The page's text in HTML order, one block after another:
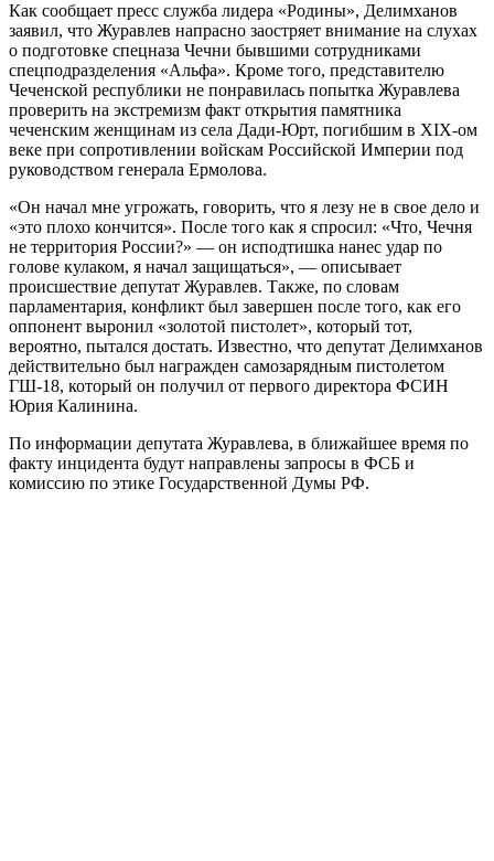
Как сообщает пресс служба лидера «Родины», Делимханов
заявил, что Журавлев напрасно заостряет внимание на слухах
о подготовке спецназа Чечни бывшими сотрудниками
спецподразделения «Альфа». Кроме того, представителю
Чеченской республики не понравилась попытка Журавлева
проверить на экстремизм факт открытия памятника
чеченским женщинам из села Дади-Юрт, погибшим в XIX-ом
веке при сопротивлении войскам Российской Империи под
руководством генерала Ермолова.
«Он начал мне угрожать, говорить, что я лезу не в свое дело и
«это плохо кончится». После того как я спросил: «Что, Чечня
не территория России?» — он исподтишка нанес удар по
голове кулаком, я начал защищаться», — описывает
происшествие депутат Журавлев. Также, по словам
парламентария, конфликт был завершен после того, как его
оппонент выронил «золотой пистолет», который тот,
вероятно, пытался достать. Известно, что депутат Делимханов
действительно был награжден самозарядным пистолетом
ГШ-18, который он получил от первого директора ФСИН
Юрия Калинина.
По информации депутата Журавлева, в ближайшее время по
факту инцидента будут направлены запросы в ФСБ и
комиссию по этике Государственной Думы РФ.